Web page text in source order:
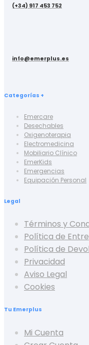
(+34) 917 453 752
info@emerplus.es
Categorías +
Emercare
Desechables
Oxigenoterapia
Electromedicina
Mobiliario Clínico
EmerKids
Emergencias
Equipación Personal
Legal
Términos y
Política de
Política de
Privacidad
Aviso Legal
Cookies
Tu Emerplus
Mi Cuenta